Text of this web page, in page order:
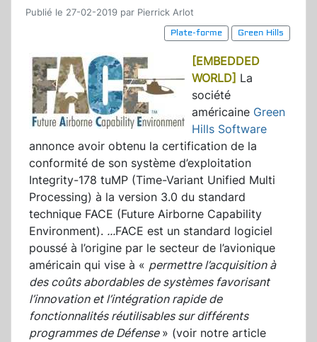
Publié le 27-02-2019 par Pierrick Arlot
Plate-forme
Green Hills
[EMBEDDED
WORLD] La
société
américaine Green
Hills Software
annonce avoir obtenu la certification de la
conformité de son système d’exploitation
Integrity-178 tuMP (Time-Variant Unified Multi
Processing) à la version 3.0 du standard
technique FACE (Future Airborne Capability
Environment). ...FACE est un standard logiciel
poussé à l’origine par le secteur de l’avionique
américain qui vise à « permettre l’acquisition à
des coûts abordables de systèmes favorisant
l’innovation et l’intégration rapide de
fonctionnalités réutilisables sur différents
programmes de Défense » (voir notre article